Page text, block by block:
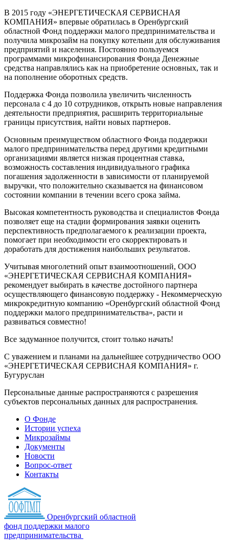
В 2015 году «ЭНЕРГЕТИЧЕСКАЯ СЕРВИСНАЯ
КОМПАНИЯ» впервые обратилась в Оренбургский
областной Фонд поддержки малого предпринимательства и
получила микрозайм на покупку котельни для обслуживания
предприятий и населения. Постоянно пользуемся
программами микрофинансирования Фонда Денежные
средства направлялись как на приобретение основных, так и
на пополнение оборотных средств.
Поддержка Фонда позволила увеличить численность
персонала с 4 до 10 сотрудников, открыть новые направления
деятельности предприятия, расширить территориальные
границы присутствия, найти новых партнеров.
Основным преимуществом областного Фонда поддержки
малого предпринимательства перед другими кредитными
организациями является низкая процентная ставка,
возможность составления индивидуального графика
погашения задолженности в зависимости от планируемой
выручки, что положительно сказывается на финансовом
состоянии компании в течении всего срока займа.
Высокая компетентность руководства и специалистов Фонда
позволяет еще на стадии формирования заявки оценить
перспективность предполагаемого к реализации проекта,
помогает при необходимости его скорректировать и
доработать для достижения наибольших результатов.
Учитывая многолетний опыт взаимоотношений, ООО
«ЭНЕРГЕТИЧЕСКАЯ СЕРВИСНАЯ КОМПАНИЯ»
рекомендует выбирать в качестве достойного партнера
осуществляющего финансовую поддержку - Некоммерческую
микрокредитную компанию «Оренбургский областной Фонд
поддержки малого предпринимательства», расти и
развиваться совместно!
Все задуманное получится, стоит только начать!
С уважением и планами на дальнейшее сотрудничество ООО
«ЭНЕРГЕТИЧЕСКАЯ СЕРВИСНАЯ КОМПАНИЯ» г.
Бугуруслан
Персональные данные распространяются с разрешения
субъектов персональных данных для распространения.
О Фонде
Истории успеха
Микрозаймы
Документы
Новости
Вопрос-ответ
Контакты
Оренбургский областной
фонд поддержки малого
предпринимательства